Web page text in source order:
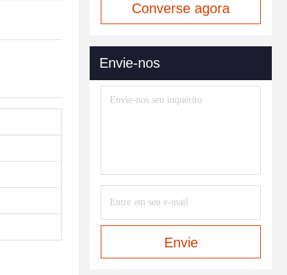
Converse agora
Envie-nos
Envie